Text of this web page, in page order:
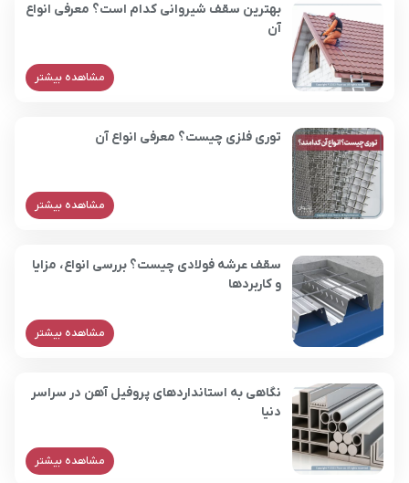
بهترین سقف شیروانی کدام است؟ معرفی انواع
آن
مشاهده بیشتر
توری فلزی چیست؟ معرفی انواع آن
مشاهده بیشتر
سقف عرشه فولادی چیست؟ بررسی انواع، مزایا
و کاربردها
مشاهده بیشتر
نگاهی به استانداردهای پروفیل آهن در سراسر
دنیا
مشاهده بیشتر